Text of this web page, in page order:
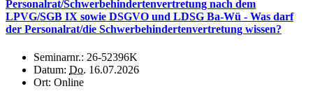
Personalrat/Schwerbehindertenvertretung nach dem
LPVG/SGB IX sowie DSGVO und LDSG Ba-Wü - Was darf
der Personalrat/die Schwerbehindertenvertretung wissen?
Seminarnr.: 26-52396K
Datum: Do. 16.07.2026
Ort: Online